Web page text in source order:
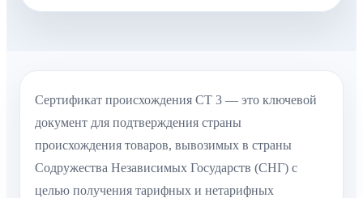
Сертификат происхождения СТ 3 — это ключевой
документ для подтверждения страны
происхождения товаров, вывозимых в страны
Содружества Независимых Государств (СНГ) с
целью получения тарифных и нетарифных